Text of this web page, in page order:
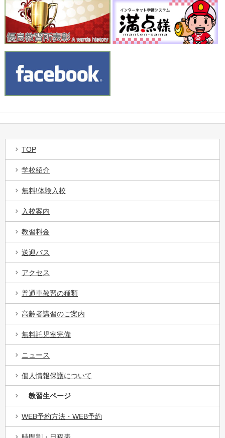
TOP
学校紹介
無料!体験入校
入校案内
教習料金
送迎バス
アクセス
普通車教習の種類
高齢者講習のご案内
無料託児室完備
ニュース
個人情報保護について
教習生ページ
WEB予約方法・WEB予約